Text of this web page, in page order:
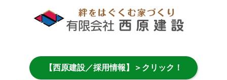
【西原建設／採用情報】＞クリック！